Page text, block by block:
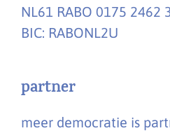
NL61 RABO 0175 2462
BIC: RABONL2U
partner
meer democratie is